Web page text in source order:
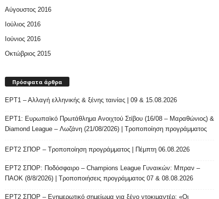
Αύγουστος 2016
Ιούλιος 2016
Ιούνιος 2016
Οκτώβριος 2015
Πρόσφατα άρθρα
ΕΡΤ1 – Αλλαγή ελληνικής & ξένης ταινίας | 09 & 15.08.2026
ΕΡΤ1: Ευρωπαϊκό Πρωτάθλημα Ανοιχτού Στίβου (16/08 – Μαραθώνιος) &
Diamond League – Λωζάνη (21/08/2026) | Τροποποίηση προγράμματος
ΕΡΤ2 ΣΠΟΡ – Τροποποίηση προγράμματος | Πέμπτη 06.08.2026
ΕΡΤ2 ΣΠΟΡ: Ποδόσφαιρο – Champions League Γυναικών: Μπραν –
ΠΑΟΚ (8/8/2026) | Τροποποιήσεις προγράμματος 07 & 08.08.2026
ΕΡΤ2 ΣΠΟΡ – Ενημερωτικό σημείωμα για ξένο ντοκιμαντέρ: «Οι